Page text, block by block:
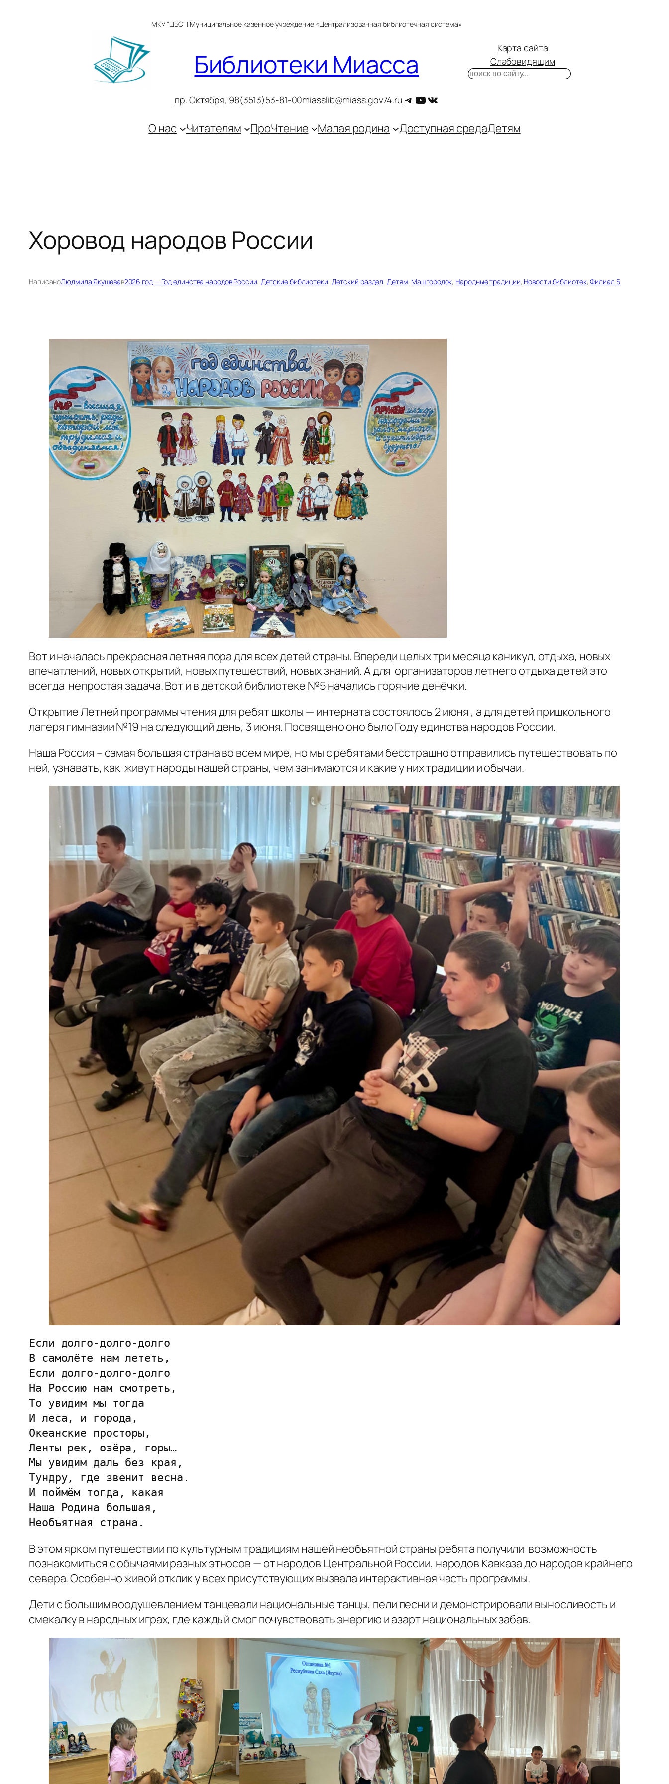
МКУ "ЦБС" | Муниципальное казенное учреждение «Централизованная библиотечная система»
Библиотеки Миасса
пр. Октября, 98(3513)53-81-00miasslib@miass.gov74.ru Telegram
YouTube
ВКонтакте
Карта сайта
Слабовидящим
Поиск
О нас Читателям ПроЧтение Малая родина Доступная средаДетям
Хоровод народов России
НаписаноЛюдмила Якушевав2026 год — Год единства народов России, Детские библиотеки, Детский раздел, Детям, Машгородок, Народные традиции, Новости библиотек, Филиал 5
Вот и началась прекрасная летняя пора для всех детей страны. Впереди целых три месяца каникул, отдыха, новых
впечатлений, новых открытий, новых путешествий, новых знаний. А для организаторов летнего отдыха детей это
всегда непростая задача. Вот и в детской библиотеке №5 начались горячие денёчки.
Открытие Летней программы чтения для ребят школы — интерната состоялось 2 июня , а для детей пришкольного
лагеря гимназии №19 на следующий день, 3 июня. Посвящено оно было Году единства народов России.
Наша Россия – самая большая страна во всем мире, но мы с ребятами бесстрашно отправились путешествовать по
ней, узнавать, как живут народы нашей страны, чем занимаются и какие у них традиции и обычаи.
Если долго-долго-долго
В самолёте нам лететь,
Если долго-долго-долго
На Россию нам смотреть,
То увидим мы тогда
И леса, и города,
Океанские просторы,
Ленты рек, озёра, горы…
Мы увидим даль без края,
Тундру, где звенит весна.
И поймём тогда, какая
Наша Родина большая,
Необъятная страна.
В этом ярком путешествии по культурным традициям нашей необъятной страны ребята получили возможность
познакомиться с обычаями разных этносов — от народов Центральной России, народов Кавказа до народов крайнего
севера. Особенно живой отклик у всех присутствующих вызвала интерактивная часть программы.
Дети с большим воодушевлением танцевали национальные танцы, пели песни и демонстрировали выносливость и
смекалку в народных играх, где каждый смог почувствовать энергию и азарт национальных забав.